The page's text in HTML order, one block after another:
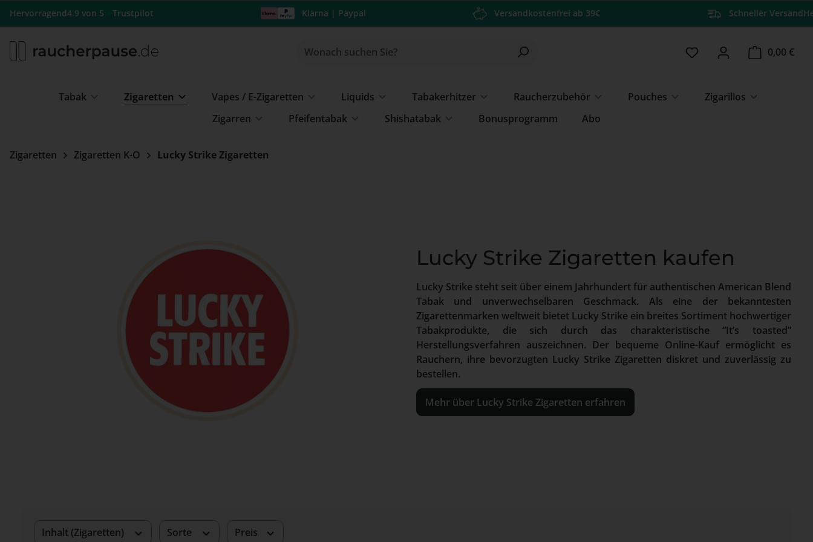
Hauptinhalt springen
Zur Suche springen
Zur Hauptnavigation springen
Hervorragend4.9 von 5 Trustpilot Klarna | Paypal Versandkostenfrei ab 39€ Schneller Versand
Du hast 0 Produkte auf
0,00 €
Tabak Zigaretten Vapes / E-Zigaretten Liquids Tabakerhitzer Raucherzubehör Pouches
Zigarillos
Zigarren
Pfeifentabak Shishatabak Bonusprogramm Abo
Zigaretten Zigaretten K-O Lucky Strike Zigaretten
Lucky Strike Zigaretten kaufen
Lucky Strike steht seit über einem Jahrhundert für authentischen American Blend
Tabak und unverwechselbaren Geschmack. Als eine der bekanntesten
Zigarettenmarken weltweit bietet Lucky Strike ein breites Sortiment hochwertiger
Tabakprodukte, die sich durch das charakteristische “It’s toasted”
Herstellungsverfahren auszeichnen. Der bequeme Online-Kauf ermöglicht es
Rauchern, ihre bevorzugten Lucky Strike Zigaretten diskret und zuverlässig zu
bestellen.
Mehr über Lucky Strike Zigaretten erfahren
Inhalt (Zigaretten) Sorte Preis